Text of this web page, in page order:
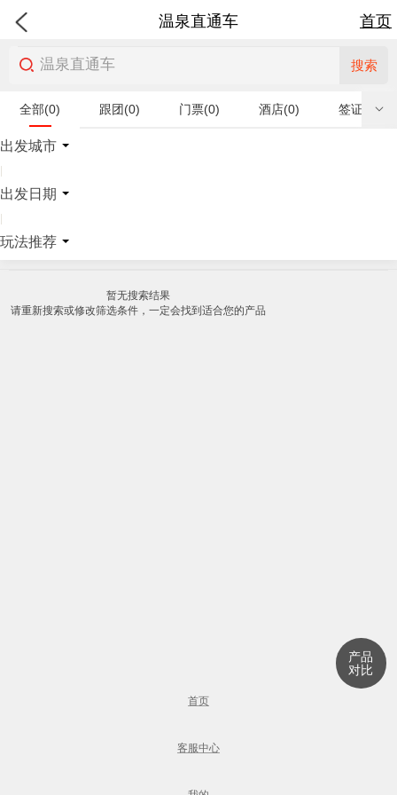
温泉直通车 首页
搜索
全部(0) 跟团(0) 门票(0) 酒店(0) 签证(0)
特产商品(0)
出发城市
|
出发日期
|
玩法推荐
暂无搜索结果
请重新搜索或修改筛选条件，一定会找到适合您的产品
产品
对比
首页
客服中心